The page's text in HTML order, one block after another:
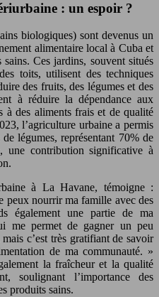
: un espoir ?
biologiques) sont devenus un
alimentaire local à Cuba et
Ces jardins, souvent situés
toits, utilisent des techniques
des fruits, des légumes et des
à réduire la dépendance aux
à des aliments frais et de qualité
l’agriculture urbaine a permis
légumes, représentant 70% de
une contribution significative à
à La Havane, témoigne :
peux nourrir ma famille avec des
également une partie de ma
me permet de gagner un peu
c’est très gratifiant de savoir
de ma communauté. »
la fraîcheur et la qualité
soulignant l’importance des
produits sains.